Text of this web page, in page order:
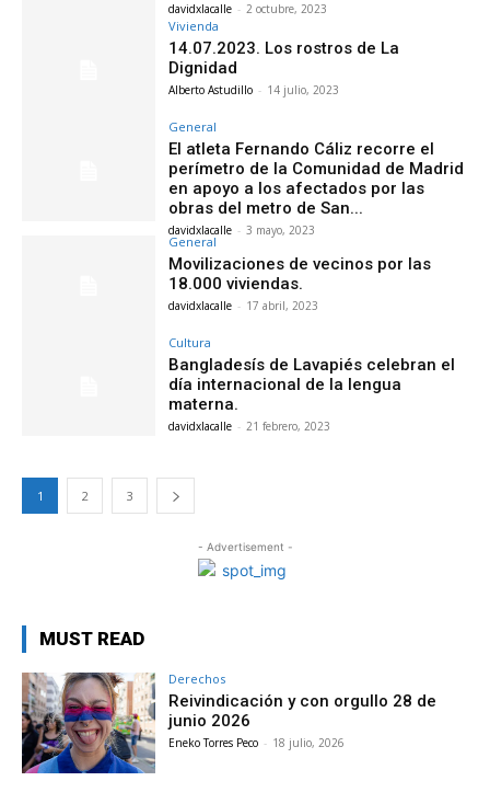
davidxlacalle - 2 octubre, 2023
Vivienda
14.07.2023. Los rostros de La
Dignidad
Alberto Astudillo - 14 julio, 2023
General
El atleta Fernando Cáliz recorre el
perímetro de la Comunidad de Madrid
en apoyo a los afectados por las
obras del metro de San...
davidxlacalle - 3 mayo, 2023
General
Movilizaciones de vecinos por las
18.000 viviendas.
davidxlacalle - 17 abril, 2023
Cultura
Bangladesís de Lavapiés celebran el
día internacional de la lengua
materna.
davidxlacalle - 21 febrero, 2023
1 2 3
- Advertisement -
MUST READ
Derechos
Reivindicación y con orgullo 28 de
junio 2026
Eneko Torres Peco - 18 julio, 2026